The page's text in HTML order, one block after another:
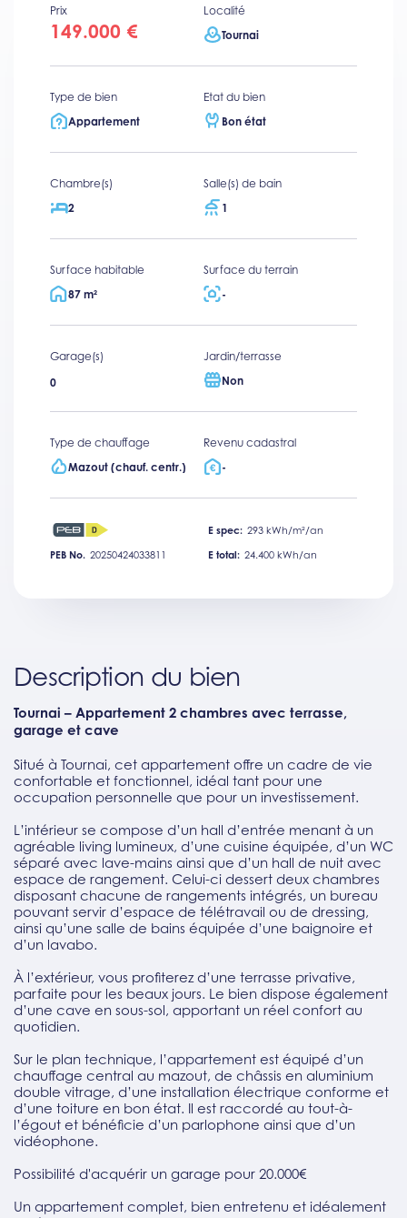
Prix
149.000 €
Localité
Tournai
Type de bien
Appartement
Etat du bien
Bon état
Chambre(s)
2
Salle(s) de bain
1
Surface habitable
87 m²
Surface du terrain
-
Garage(s)
0
Jardin/terrasse
Non
Type de chauffage
Mazout (chauf. centr.)
Revenu cadastral
-
E spec: 293 kWh/m²/an
PEB No. 20250424033811 E total: 24.400 kWh/an
Description du bien
Tournai – Appartement 2 chambres avec terrasse,
garage et cave
Situé à Tournai, cet appartement offre un cadre de vie
confortable et fonctionnel, idéal tant pour une
occupation personnelle que pour un investissement.
L’intérieur se compose d’un hall d’entrée menant à un
agréable living lumineux, d’une cuisine équipée, d’un WC
séparé avec lave-mains ainsi que d’un hall de nuit avec
espace de rangement. Celui-ci dessert deux chambres
disposant chacune de rangements intégrés, un bureau
pouvant servir d’espace de télétravail ou de dressing,
ainsi qu’une salle de bains équipée d’une baignoire et
d’un lavabo.
À l’extérieur, vous profiterez d’une terrasse privative,
parfaite pour les beaux jours. Le bien dispose également
d’une cave en sous-sol, apportant un réel confort au
quotidien.
Sur le plan technique, l’appartement est équipé d’un
chauffage central au mazout, de châssis en aluminium
double vitrage, d’une installation électrique conforme et
d’une toiture en bon état. Il est raccordé au tout-à-
l’égout et bénéficie d’un parlophone ainsi que d’un
vidéophone.
Possibilité d'acquérir un garage pour 20.000€
Un appartement complet, bien entretenu et idéalement